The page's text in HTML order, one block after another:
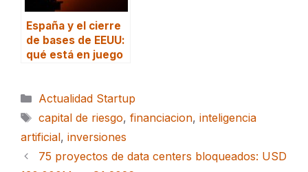
España y el cierre
de bases de EEUU:
qué está en juego
Categorías
Actualidad Startup
Etiquetas
capital de riesgo, financiacion, inteligencia
artificial, inversiones
75 proyectos de data centers bloqueados: USD